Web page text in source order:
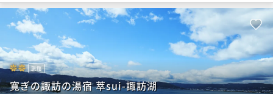
旅館
寛ぎの諏訪の湯宿 萃sui-諏訪湖